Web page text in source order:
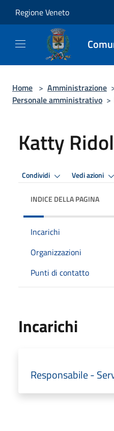
Regione Veneto
Home > Amministrazione
Personale amministrativo >
Katty
Condividi Vedi azioni
INDICE DELLA PAGINA
Incarichi
Organizzazioni
Punti di contatto
Incarichi
Responsabile -